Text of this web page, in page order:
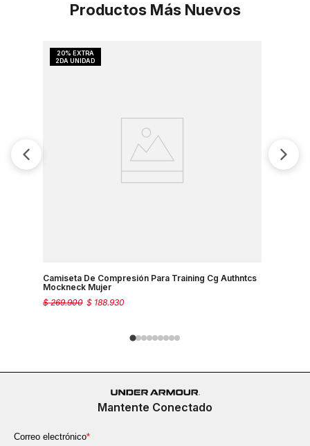
Productos Más Nuevos
Camiseta De Compresión Para Training Cg Authntcs
Mockneck Mujer
$ 188.930
$ 269.900
Mantente Conectado